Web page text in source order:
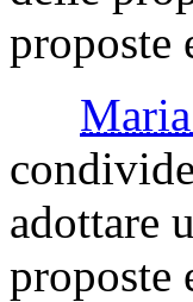
proposte
adottare
proposte